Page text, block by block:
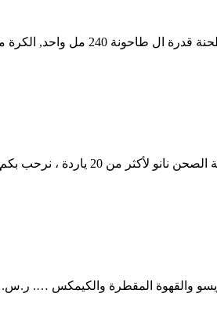
مطحنة نانو ديسيبل. مخصص نانو طحن مطحنة الموردين